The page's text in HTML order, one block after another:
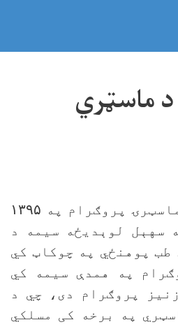
دانګل
ماسټري
پروګرام په ۱۳۹۵
لوېديځه سيمه د
پوهنځي په چوکاټ کي
په همدې سیمه کي
پروګرام دی، چي د
په برخه کی مسلکي